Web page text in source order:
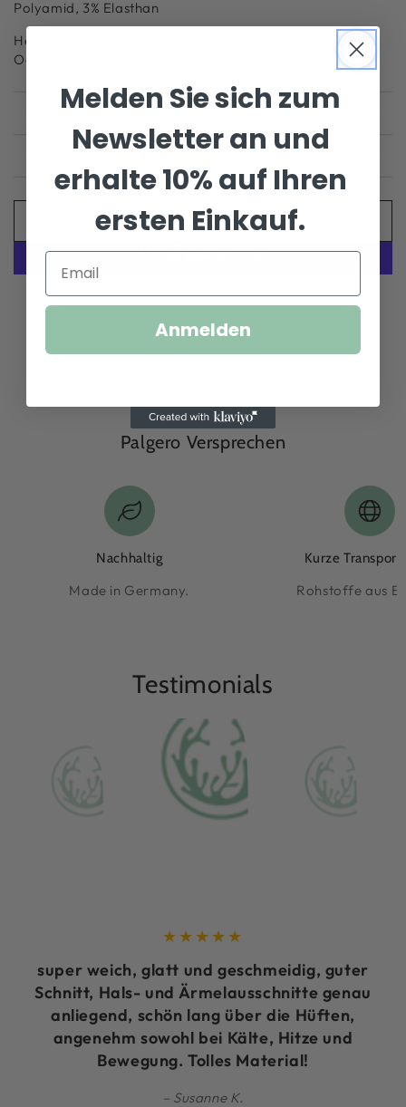
Polyamid, 3% Elasthan
Hersteller: Mattis GmbH & Co.Kg, Breitenkamp 51, 33813
Oerlinghausen, Germany, info@palgero.de
PALGERO
ZUM WARENKORB HINZUFÜGEN
Weitere Bezahlmöglichkeiten
Palgero Versprechen
Nachhaltig
Made in Germany.
Kurze
Rohstoffe aus
Testimonials
super weich, glatt und geschmeidig, guter
Schnitt, Hals- und Ärmelausschnitte genau
anliegend, schön lang über die Hüften,
angenehm sowohl bei Kälte, Hitze und
Bewegung. Tolles Material!
Susanne K.
Melden Sie sich zum
Newsletter an und
erhalte 10% auf Ihren
ersten Einkauf.
Anmelden